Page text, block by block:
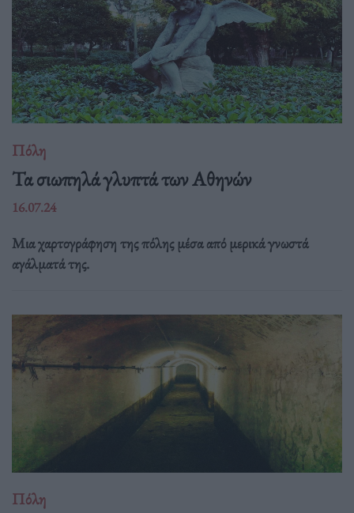
Πόλη
Τα σιωπηλά γλυπτά των Αθηνών
16.07.24
Μια χαρτογράφηση της πόλης μέσα από μερικά γνωστά
αγάλματά της.
Πόλη